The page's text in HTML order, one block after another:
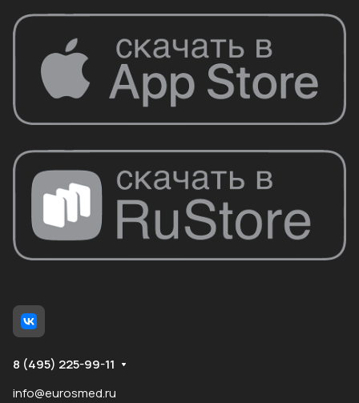
8 (495) 225-99-11
info@eurosmed.ru